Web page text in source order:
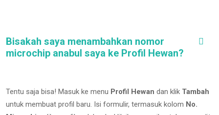
Bisakah saya menambahkan nomor
microchip anabul saya ke Profil Hewan?
Tentu saja bisa! Masuk ke menu Profil Hewan dan klik Tambah
untuk membuat profil baru. Isi formulir, termasuk kolom No.